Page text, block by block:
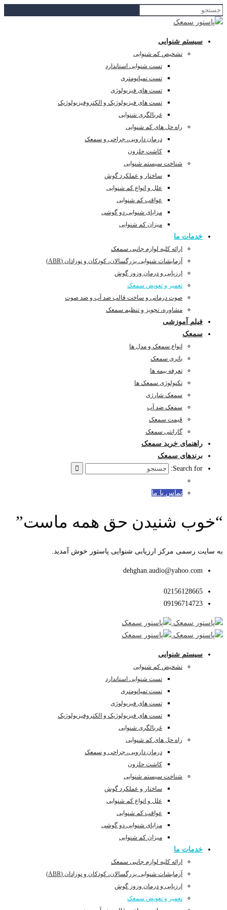
سیستم شنوایی
تشخیص کم شنوایی
تست شنوایی استاندارد
تست تمپانومتری
تست های فیزیولوژی
تست های فیزیولوژیک و الکتروفیزیولوژیک
غربالگری شنوایی
راه حل های کم شنوایی
درمان دارویی، جراحی و سمعک
کاشت حلزون
شناخت سیستم شنوایی
ساختار و عملکرد گوش
علل و انواع کم شنوایی
عواقب کم شنوایی
مزایای شنوایی دو گوشی
میزان کم شنوایی
خدمات ما
ارائه کلیه لوازم جانبی سمعک
آزمایشات شنوایی بزرگسالان، کودکان و نوزادان (ABR)
ارزیابی و درمان وزوز گوش
تعمیر و تعویض سمعک
صوت درمانی و ساخت قالب ضد آب و ضد صوت
مشاوره، تجویز و تنظیم سمعک
فیلم آموزشی
سمعک
انواع سمعک و مدل ها
باتری سمعک
تعرفه بیمه ها
تکنولوژی سمعک ها
سمعک شارژی
سمعک ضد آب
قیمت سمعک
گارانتی سمعک
راهنمای خرید سمعک
برندهای سمعک
Search for:
تماس با ما
“خوب شنیدن حق همه ماست”
به سایت رسمی مرکز ارزیابی شنوایی پاستور خوش آمدید.
dehghan.audio@yahoo.com
02156128665
09196714723
سیستم شنوایی
تشخیص کم شنوایی
تست شنوایی استاندارد
تست تمپانومتری
تست های فیزیولوژی
تست های فیزیولوژیک و الکتروفیزیولوژیک
غربالگری شنوایی
راه حل های کم شنوایی
درمان دارویی، جراحی و سمعک
کاشت حلزون
شناخت سیستم شنوایی
ساختار و عملکرد گوش
علل و انواع کم شنوایی
عواقب کم شنوایی
مزایای شنوایی دو گوشی
میزان کم شنوایی
خدمات ما
ارائه کلیه لوازم جانبی سمعک
آزمایشات شنوایی بزرگسالان، کودکان و نوزادان (ABR)
ارزیابی و درمان وزوز گوش
تعمیر و تعویض سمعک